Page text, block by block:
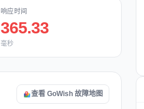
响应时间
365.33
毫秒
查看 GoWish 故障地图